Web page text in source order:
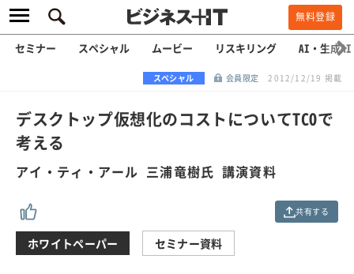
無料登録
セミナー スペシャル ムービー リスキリング AI・生成AI
スペシャル 会員限定 2012/12/19 掲載
デスクトップ仮想化のコストについてTCOで
考える
アイ・ティ・アール 三浦竜樹氏 講演資料
共有する
ホワイトペーパー セミナー資料